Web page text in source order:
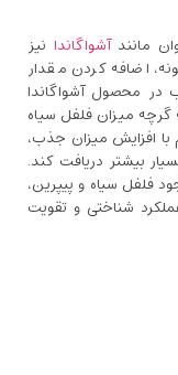
مانندآشواگاندا نیز
اضافه کردن مقدار
محصول آشواگاندا
میزان فلفل سیاه
افزایش میزان جذب،
بیشتر دریافت کند.
فلفل سیاه و پیپرین،
شناختی و تقویت